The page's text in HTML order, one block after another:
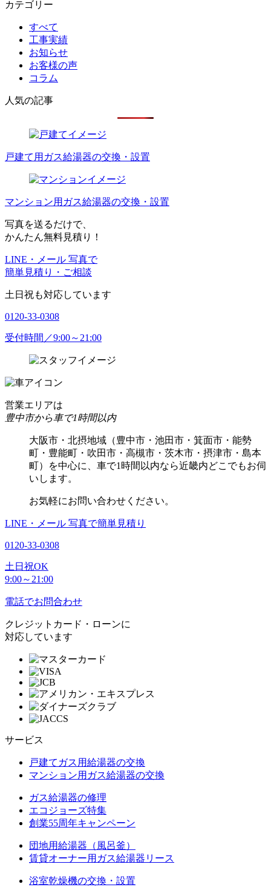
カテゴリー
すべて
工事実績
お知らせ
お客様の声
コラム
人気の記事
戸建て用ガス給湯器の交換・設置
マンション用ガス給湯器の交換・設置
写真を送るだけで、
かんたん無料見積り！
LINE・メール 写真で
簡単見積り・ご相談
土日祝も対応しています
0120-33-0308
受付時間／9:00～21:00
営業エリアは
豊中市から車で1時間以内
大阪市・北摂地域（豊中市・池田市・箕面市・能勢
町・豊能町・吹田市・高槻市・茨木市・摂津市・島本
町）を中心に、車で1時間以内なら近畿内どこでもお伺
いします。
お気軽にお問い合わせください。
LINE・メール 写真で簡単見積り
0120-33-0308
土日祝OK
9:00～21:00
電話でお問合わせ
クレジットカード・ローンに
対応しています
サービス
戸建てガス用給湯器の交換
マンション用ガス給湯器の交換
ガス給湯器の修理
エコジョーズ特集
創業55周年キャンペーン
団地用給湯器（風呂釜）
賃貸オーナー用ガス給湯器リース
浴室乾燥機の交換・設置